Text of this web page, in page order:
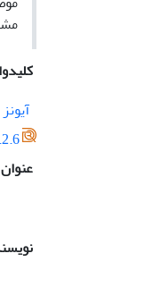
آیونز